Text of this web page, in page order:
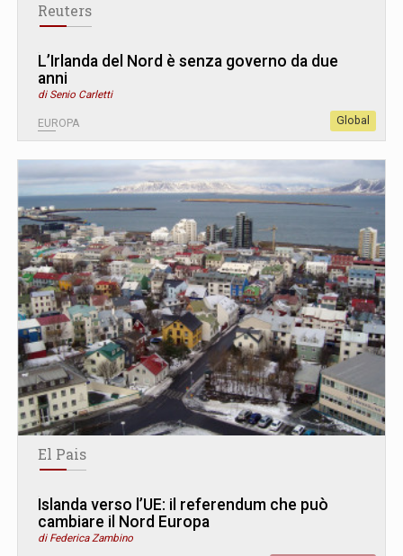
Reuters
L’Irlanda del Nord è senza governo da due
anni
di Senio Carletti
EUROPA Global
El Pais
Islanda verso l’UE: il referendum che può
cambiare il Nord Europa
di Federica Zambino